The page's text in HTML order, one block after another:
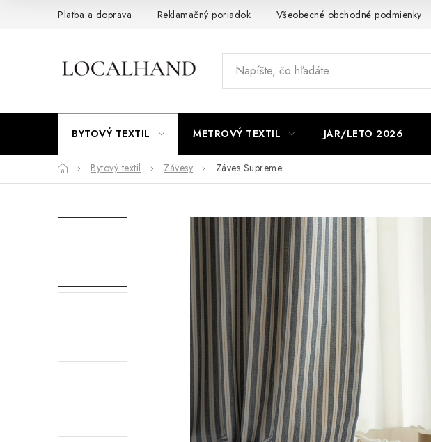
Platba a doprava Reklamačný poriadok Všeobecné obchodné podmienky
BYTOVÝ TEXTIL METROVÝ TEXTIL JAR/LETO 2026
DomovBytový textil Závesy Záves Supreme